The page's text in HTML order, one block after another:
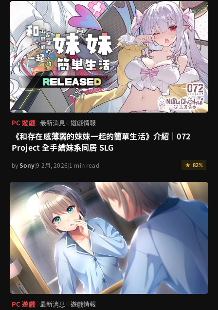
PC 遊戲◇最新消息◇遊戲情報
《和存在感薄弱的妹妹一起的簡單生活》介紹｜072
Project 全手繪妹系同居 SLG
bySony|9 2月, 2026|1 min read ★ 82%
PC 遊戲◇最新消息◇遊戲情報